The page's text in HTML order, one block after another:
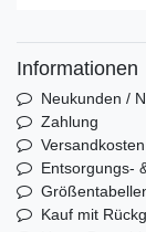
Informationen
Neukunden /
Zahlung
Versandkosten
Entsorgungs-
Kauf mit